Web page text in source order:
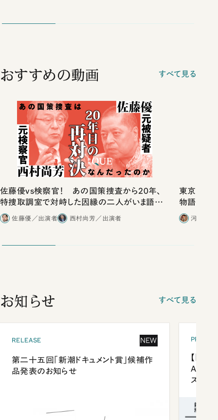
おすすめの動画 すべて見る
佐藤優vs検察官！ あの国策捜査から20年、
特捜取調室で対峙した因縁の二人がいま語り
合ったこと
佐藤優／出演者 西村尚芳／出演者
東京は都
物語」に
河野有
お知らせ すべて見る
RELEASE NEW
第二十五回「新潮ドキュメント賞」候補作
品発表のお知らせ
【「新
ズプレ